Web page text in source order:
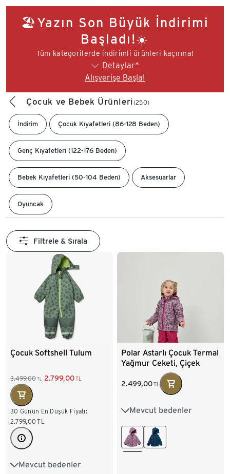
🏖️Yazın Son Büyük İndirimi
Başladı!☀️
Tüm kategorilerde indirimli ürünleri kaçırma!
Detaylar*
Alışverişe Başla!
Çocuk ve Bebek Ürünleri(250)
İndirim Çocuk Kıyafetleri (86-128 Beden)
Genç Kıyafetleri (122-176 Beden)
Bebek Kıyafetleri (50-104 Beden) Aksesuarlar
Oyuncak
Filtrele & Sırala
Çocuk Softshell Tulum
3.499,00 TL 2.799,00TL
30 Günün En Düşük Fiyatı:
2.799,00 TL
Mevcut bedenler
74/80 86/92
Polar Astarlı Çocuk Termal
Yağmur Ceketi, Çiçek
2.499,00TL
Mevcut bedenler
74/80 86/92
98/104